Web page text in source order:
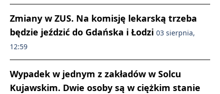
Zmiany w ZUS. Na komisję lekarską trzeba
będzie jeździć do Gdańska i Łodzi 03 sierpnia,
12:59
Wypadek w jednym z zakładów w Solcu
Kujawskim. Dwie osoby są w ciężkim stanie